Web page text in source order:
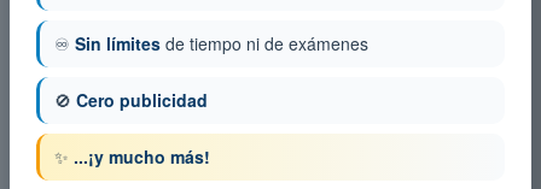
♾️ Sin límites de tiempo ni de exámenes
🚫 Cero publicidad
✨ ...¡y mucho más!